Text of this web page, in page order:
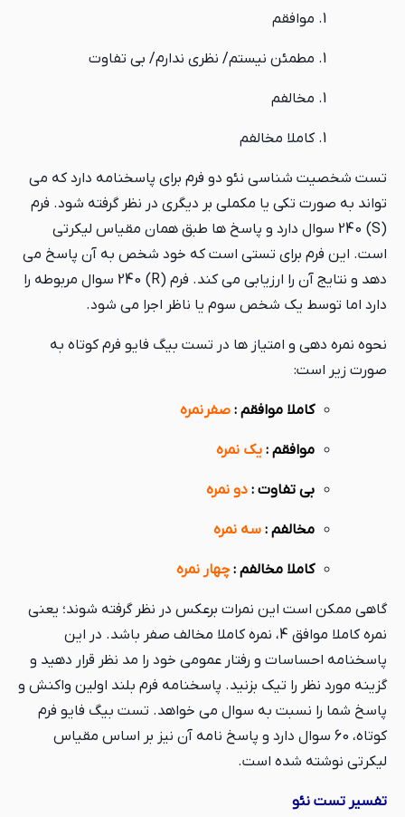
موافقم
مطمئن نیستم/ نظری ندارم/ بی تفاوت
مخالفم
کاملا مخالفم
تست شخصیت شناسی نئو دو فرم برای پاسخنامه دارد که می
تواند به صورت تکی یا مکملی بر دیگری در نظر گرفته شود. فرم
(S) 240 سوال دارد و پاسخ ها طبق همان مقیاس لیکرتی
است. این فرم برای تستی است که خود شخص به آن پاسخ می
دهد و نتایج آن را ارزیابی می کند. فرم (R) 240 سوال مربوطه را
دارد اما توسط یک شخص سوم یا ناظر اجرا می شود.
نحوه نمره دهی و امتیاز ها در تست بیگ فایو فرم کوتاه به
صورت زیر است:
کاملا موافقم : صفر نمره
موافقم : یک نمره
بی تفاوت : دو نمره
مخالفم : سه نمره
کاملا مخالفم :چهار نمره
گاهی ممکن است این نمرات برعکس در نظر گرفته شوند؛ یعنی
نمره کاملا موافق 4، نمره کاملا مخالف صفر باشد. در این
پاسخنامه احساسات و رفتار عمومی خود را مد نظر قرار دهید و
گزینه مورد نظر را تیک بزنید. پاسخنامه فرم بلند اولین واکنش و
پاسخ شما را نسبت به سوال می خواهد. تست بیگ فایو فرم
کوتاه، 60 سوال دارد و پاسخ نامه آن نیز بر اساس مقیاس
لیکرتی نوشته شده است.
تفسیر تست نئو